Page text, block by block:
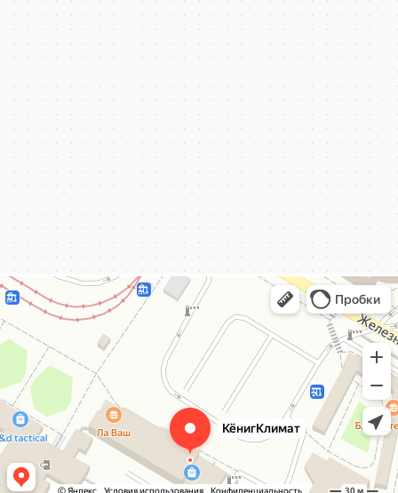
КёнигКлимат
Кондиционеры в Калининграде
Установка кондиционеров в Калининграде